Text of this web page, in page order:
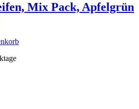
Mix Pack, Apfelgrün